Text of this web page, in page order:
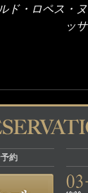
ド・ロペス・ヌ
ッサ
約